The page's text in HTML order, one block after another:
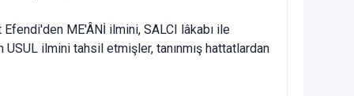
ME'ÂNİ ilmini, SALCI lâkabı ile
ilmini tahsil etmişler, tanınmış hattatlardan